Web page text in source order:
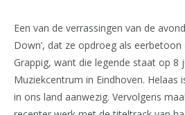
Een van de verrassingen van de
Down’, dat ze opdroeg als eerbetoon
Grappig, want die legende staat op 8
Muziekcentrum in Eindhoven. Helaas
in ons land aanwezig. Vervolgens